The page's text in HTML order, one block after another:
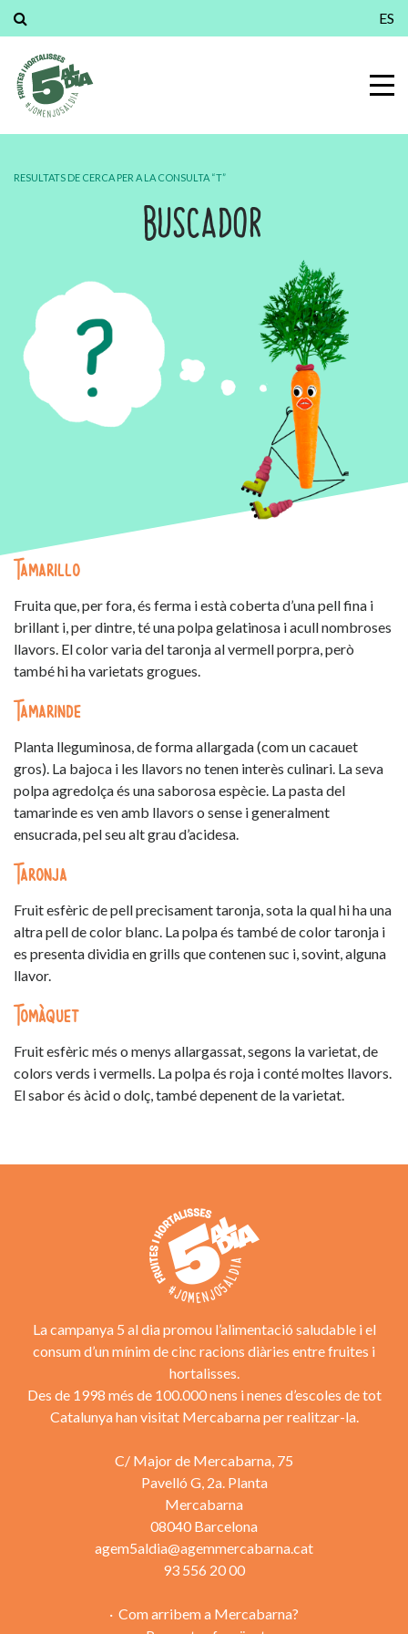
ES
RESULTATS DE CERCA PER A LA CONSULTA “T”
BUSCADOR
Tamarillo
Fruita que, per fora, és ferma i està coberta d’una pell fina i
brillant i, per dintre, té una polpa gelatinosa i acull nombroses
llavors. El color varia del taronja al vermell porpra, però
també hi ha varietats grogues.
Tamarinde
Planta lleguminosa, de forma allargada (com un cacauet
gros). La bajoca i les llavors no tenen interès culinari. La seva
polpa agredolça és una saborosa espècie. La pasta del
tamarinde es ven amb llavors o sense i generalment
ensucrada, pel seu alt grau d’acidesa.
Taronja
Fruit esfèric de pell precisament taronja, sota la qual hi ha una
altra pell de color blanc. La polpa és també de color taronja i
es presenta dividia en grills que contenen suc i, sovint, alguna
llavor.
Tomàquet
Fruit esfèric més o menys allargassat, segons la varietat, de
colors verds i vermells. La polpa és roja i conté moltes llavors.
El sabor és àcid o dolç, també depenent de la varietat.
La campanya 5 al dia promou l’alimentació saludable i el
consum d’un mínim de cinc racions diàries entre fruites i
hortalisses.
Des de 1998 més de 100.000 nens i nenes d’escoles de tot
Catalunya han visitat Mercabarna per realitzar-la.
C/ Major de Mercabarna, 75
Pavelló G, 2a. Planta
Mercabarna
08040 Barcelona
agem5aldia@agemmercabarna.cat
93 556 20 00
Com arribem a Mercabarna?